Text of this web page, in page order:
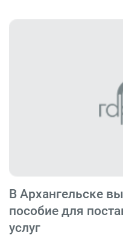
В Архангельске
пособие для
услуг